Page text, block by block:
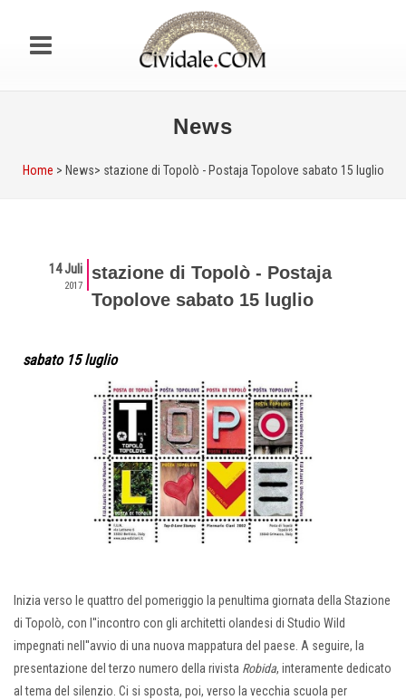
News
Home > News> stazione di Topolò - Postaja Topolove sabato 15 luglio
14 Juli
2017
stazione di Topolò - Postaja
Topolove sabato 15 luglio
sabato 15 luglio
Inizia verso le quattro del pomeriggio la penultima giornata della Stazione
di Topolò, con l''incontro con gli architetti olandesi di Studio Wild
impegnati nell''avvio di una nuova mappatura del paese. A seguire, la
presentazione del terzo numero della rivista Robida, interamente dedicato
al tema del silenzio. Ci si sposta, poi, verso la vecchia scuola per